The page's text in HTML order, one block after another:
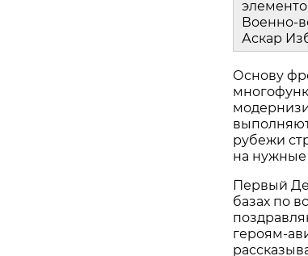
Аскар
Основу
рубежи
на
Первый
базах по